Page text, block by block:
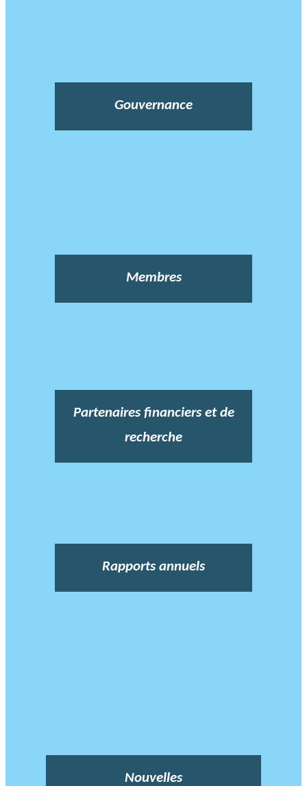
Gouvernance
Membres
Partenaires financiers et de
recherche
Rapports annuels
Nouvelles